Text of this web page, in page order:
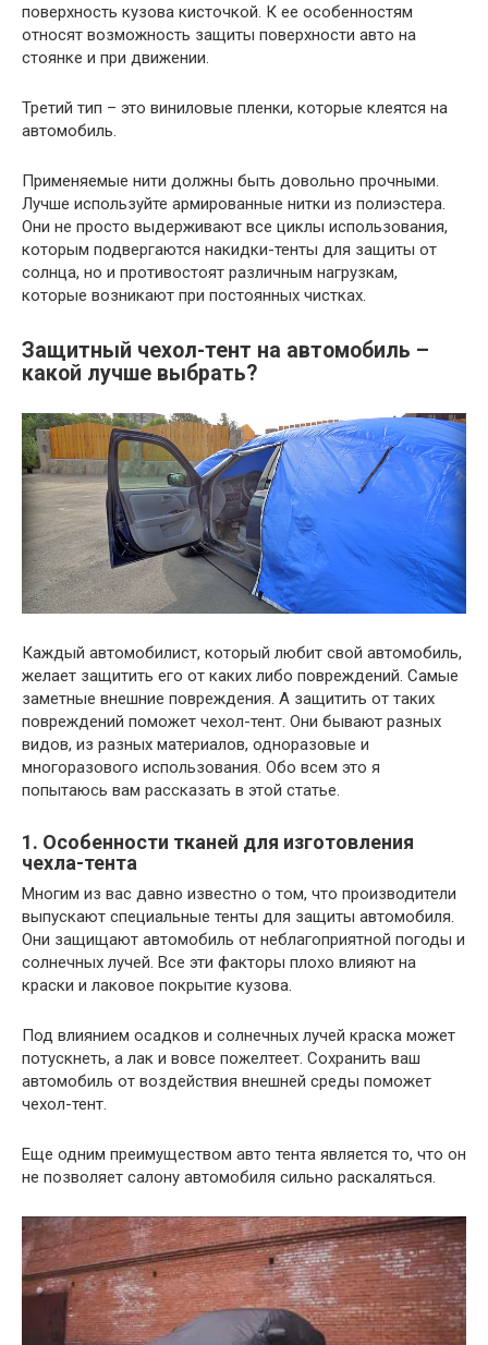
поверхность кузова кисточкой. К ее особенностям
относят возможность защиты поверхности авто на
стоянке и при движении.
Третий тип – это виниловые пленки, которые клеятся на
автомобиль.
Применяемые нити должны быть довольно прочными.
Лучше используйте армированные нитки из полиэстера.
Они не просто выдерживают все циклы использования,
которым подвергаются накидки-тенты для защиты от
солнца, но и противостоят различным нагрузкам,
которые возникают при постоянных чистках.
Защитный чехол-тент на автомобиль –
какой лучше выбрать?
Каждый автомобилист, который любит свой автомобиль,
желает защитить его от каких либо повреждений. Самые
заметные внешние повреждения. А защитить от таких
повреждений поможет чехол-тент. Они бывают разных
видов, из разных материалов, одноразовые и
многоразового использования. Обо всем это я
попытаюсь вам рассказать в этой статье.
1. Особенности тканей для изготовления
чехла-тента
Многим из вас давно известно о том, что производители
выпускают специальные тенты для защиты автомобиля.
Они защищают автомобиль от неблагоприятной погоды и
солнечных лучей. Все эти факторы плохо влияют на
краски и лаковое покрытие кузова.
Под влиянием осадков и солнечных лучей краска может
потускнеть, а лак и вовсе пожелтеет. Сохранить ваш
автомобиль от воздействия внешней среды поможет
чехол-тент.
Еще одним преимуществом авто тента является то, что он
не позволяет салону автомобиля сильно раскаляться.